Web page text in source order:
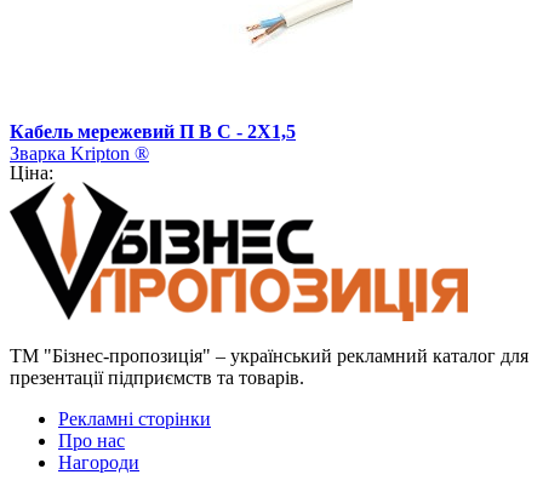
Кабель мережевий П В С - 2Х1,5
Зварка Kripton ®
Ціна:
ТМ "Бізнес-пропозиція" – український рекламний каталог для
презентації підприємств та товарів.
Рекламні сторінки
Про нас
Нагороди